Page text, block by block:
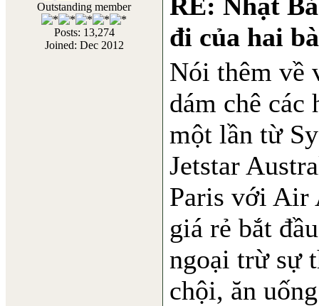
Outstanding member
Posts: 13,274
Joined: Dec 2012
đi của hai
Nói thêm về
dám chê
một lần từ
Jetstar
Paris với Air
giá rẻ bắt
ngoại trừ sự
chội, ăn